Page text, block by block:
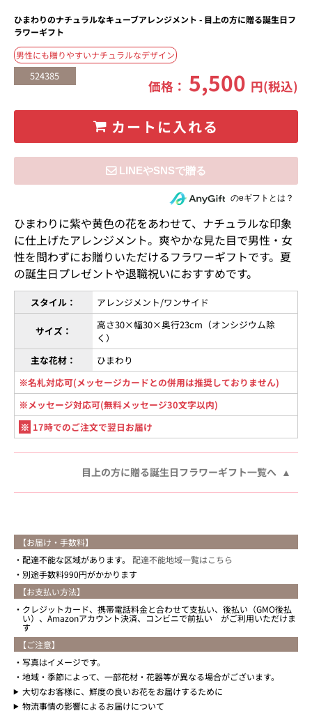
ひまわりのナチュラルなキューブアレンジメント - 目上の方に贈る誕生日フ
ラワーギフト
男性にも贈りやすいナチュラルなデザイン
524385
価格： 5,500 円(税込)
カートに入れる
住所を知らない相手にeギフトで贈るのeギフトとは？
ひまわりに紫や黄色の花をあわせて、ナチュラルな印象
に仕上げたアレンジメント。爽やかな見た目で男性・女
性を問わずにお贈りいただけるフラワーギフトです。夏
の誕生日プレゼントや退職祝いにおすすめです。
スタイル： アレンジメント/ワンサイド
サイズ：
高さ30×幅30×奥行23cm（オンシジウム除
く）
主な花材：
ひまわり
※名札対応可(メッセージカードとの併用は推奨しておりません)
※メッセージ対応可(無料メッセージ30文字以内)
※ 17時でのご注文で翌日お届け
目上の方に贈る誕生日フラワーギフト一覧へ
【お届け・手数料】
配達不能な区域があります。 配達不能地域一覧はこちら
別途手数料990円がかかります
【お支払い方法】
クレジットカード、携帯電話料金と合わせて支払い、後払い（GMO後払
い）、Amazonアカウント決済、コンビニで前払い がご利用いただけま
す
【ご注意】
写真はイメージです。
地域・季節によって、一部花材・花器等が異なる場合がございます。
大切なお客様に、鮮度の良いお花をお届けするために
物流事情の影響によるお届けについて